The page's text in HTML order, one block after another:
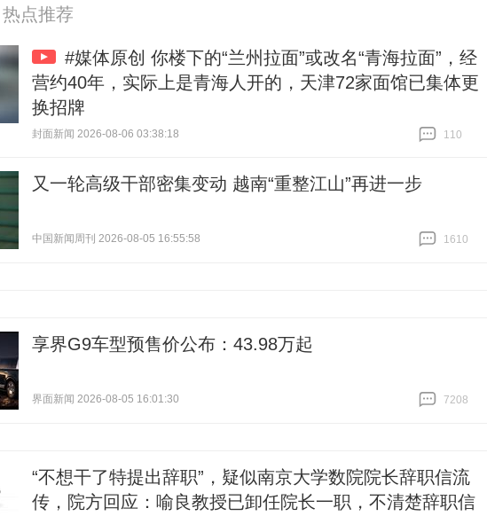
热点推荐
#媒体原创 你楼下的“兰州拉面”或改名“青海拉面”，经
营约40年，实际上是青海人开的，天津72家面馆已集体更
换招牌
封面新闻 2026-08-06 03:38:18
110
又一轮高级干部密集变动 越南“重整江山”再进一步
中国新闻周刊 2026-08-05 16:55:58
1610
享界G9车型预售价公布：43.98万起
界面新闻 2026-08-05 16:01:30
7208
“不想干了特提出辞职”，疑似南京大学数院院长辞职信流
传，院方回应：喻良教授已卸任院长一职，不清楚辞职信